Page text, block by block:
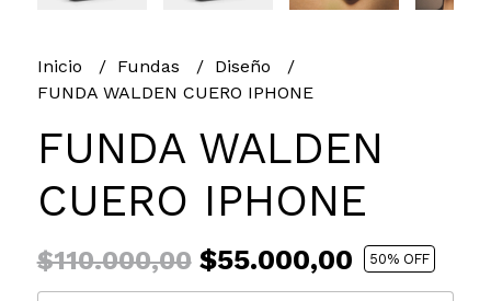
Inicio Fundas
Diseño
FUNDA WALDEN CUERO IPHONE
FUNDA WALDEN
CUERO IPHONE
$110.000,00$55.000,00 50% OFF